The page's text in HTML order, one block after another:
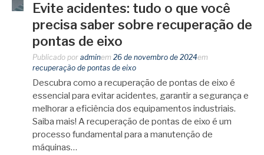
Evite acidentes: tudo o que você
precisa saber sobre recuperação de
pontas de eixo
Publicado por adminem 26 de novembro de 2024em
recuperação de pontas de eixo
Descubra como a recuperação de pontas de eixo é
essencial para evitar acidentes, garantir a segurança e
melhorar a eficiência dos equipamentos industriais.
Saiba mais! A recuperação de pontas de eixo é um
processo fundamental para a manutenção de
máquinas…